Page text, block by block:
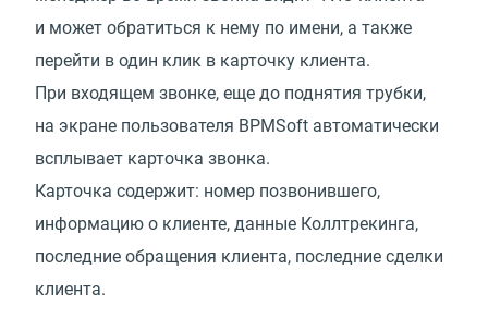
и может обратиться к нему по имени, а также
перейти в один клик в карточку клиента.
При входящем звонке, еще до поднятия трубки,
на экране пользователя BPMSoft автоматически
всплывает карточка звонка.
Карточка содержит: номер позвонившего,
информацию о клиенте, данные Коллтрекинга,
последние обращения клиента, последние сделки
клиента.